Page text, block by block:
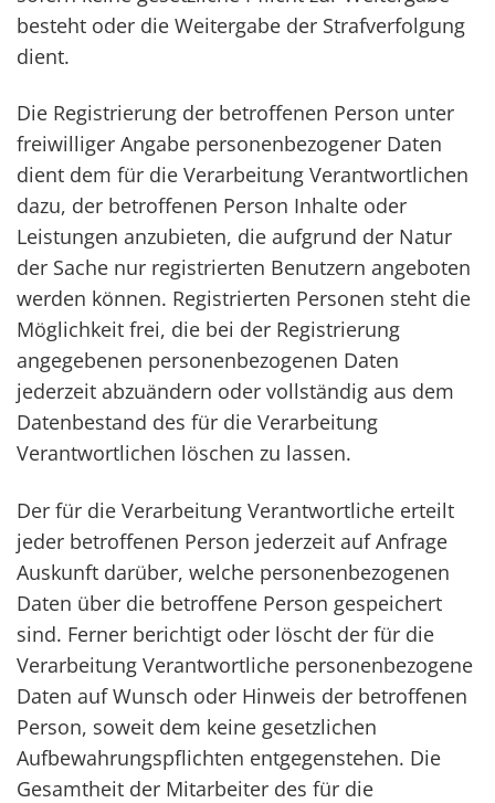
besteht oder die Weitergabe der Strafverfolgung
dient.
Die Registrierung der betroffenen Person unter
freiwilliger Angabe personenbezogener Daten
dient dem für die Verarbeitung Verantwortlichen
dazu, der betroffenen Person Inhalte oder
Leistungen anzubieten, die aufgrund der Natur
der Sache nur registrierten Benutzern angeboten
werden können. Registrierten Personen steht die
Möglichkeit frei, die bei der Registrierung
angegebenen personenbezogenen Daten
jederzeit abzuändern oder vollständig aus dem
Datenbestand des für die Verarbeitung
Verantwortlichen löschen zu lassen.
Der für die Verarbeitung Verantwortliche erteilt
jeder betroffenen Person jederzeit auf Anfrage
Auskunft darüber, welche personenbezogenen
Daten über die betroffene Person gespeichert
sind. Ferner berichtigt oder löscht der für die
Verarbeitung Verantwortliche personenbezogene
Daten auf Wunsch oder Hinweis der betroffenen
Person, soweit dem keine gesetzlichen
Aufbewahrungspflichten entgegenstehen. Die
Gesamtheit der Mitarbeiter des für die